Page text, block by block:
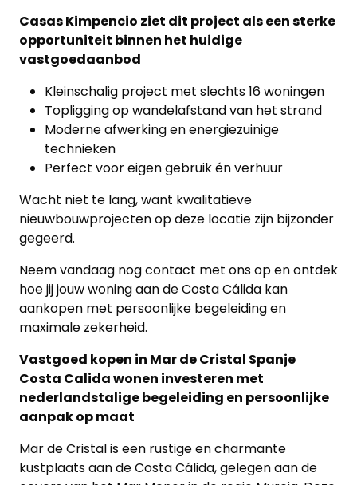
Casas Kimpencio ziet dit project als een sterke
opportuniteit binnen het huidige
vastgoedaanbod
Kleinschalig project met slechts 16 woningen
Topligging op wandelafstand van het strand
Moderne afwerking en energiezuinige
technieken
Perfect voor eigen gebruik én verhuur
Wacht niet te lang, want kwalitatieve
nieuwbouwprojecten op deze locatie zijn bijzonder
gegeerd.
Neem vandaag nog contact met ons op en ontdek
hoe jij jouw woning aan de Costa Cálida kan
aankopen met persoonlijke begeleiding en
maximale zekerheid.
Vastgoed kopen in Mar de Cristal Spanje
Costa Calida wonen investeren met
nederlandstalige begeleiding en persoonlijke
aanpak op maat
Mar de Cristal is een rustige en charmante
kustplaats aan de Costa Cálida, gelegen aan de